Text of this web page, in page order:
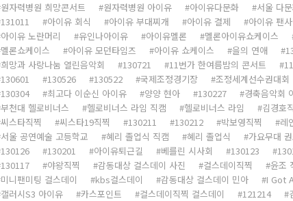
원자력병원 희망콘서트
원자력병원 아이유 아이유다문화 서울 다
131011
아이유 회식 아이유 부대찌개 아이유 결제 아이유 팬
아이유 노란머리
유인나아이유 아이유멜론 멜론아이유쇼케이스
멜론쇼케이스
아이유 모던타임즈 아이유 쇼케이스 을의 연애
희망과 사랑나눔 열린음악회
130721 11번가 한여름밤의 콘서트
130601
130526 130522 국제조정경기장 조정세계선수권대회
130304
최고다 이순신 아이유 양양 현아 130227 경축음악회
부천대 헬로비너스
헬로비너스 라임 직캠 헬로비너스 라임 김경호
씨스타직찍
씨스타19직찍 130211 130212 박보영직찍 레
서울 공연예술 고등학교
혜리 졸업식 직캠 혜리 졸업식 가요무대
130126
130201 아이유퇴근길 베를린 시사회 130123
130117
야왕직찍 감동대상 걸스데이 사진 걸스데이직찍 윤조
미니팬미팅 걸스데이
kbs걸스데이 감동대상 걸스데이 민아 I Got
갤러시S3 아이유
카스포인트 걸스데이직찍 걸스데이 121214